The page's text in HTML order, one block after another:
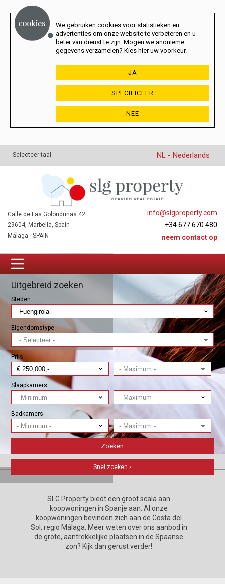
We gebruiken cookies voor statistieken en
advertenties om onze website te verbeteren en u
beter van dienst te zijn. Mogen we anonieme
gegevens verzamelen? Kies hier uw voorkeur.
JA
SPECIFICEER
NEE
Selecteer taal NL - Nederlands
info@slgproperty.com
+34 677 670 480
neem contact op
Calle de Las Golondrinas 42
29604, Marbella, Spain
Málaga - SPAIN
Uitgebreid zoeken
Steden
Eigendomstype
Prijs
Slaapkamers
Badkamers
Snel zoeken ›
Nieuwste eigendommen
SLG Property biedt een groot scala aan
koopwoningen in Spanje aan. Al onze
koopwoningen bevinden zich aan de Costa del
Sol, regio Málaga. Meer weten over ons aanbod in
de grote, aantrekkelijke plaatsen in de Spaanse
zon? Kijk dan gerust verder!